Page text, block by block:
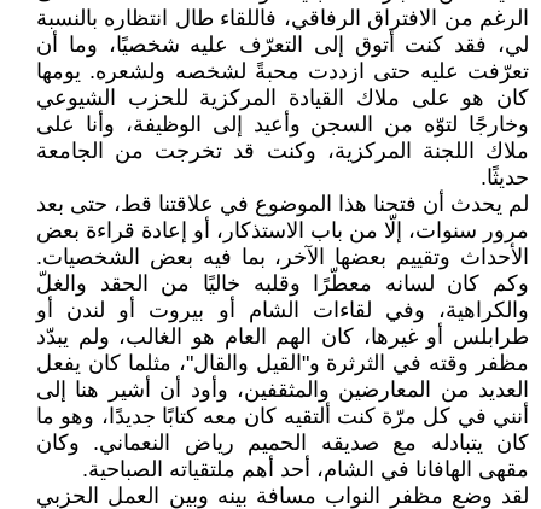
الرغم من الافتراق الرفاقي، فاللقاء طال انتظاره بالنسبة
لي، فقد كنت أتوق إلى التعرّف عليه شخصيًا، وما أن
تعرّفت عليه حتى ازددت محبةً لشخصه ولشعره. يومها
كان هو على ملاك القيادة المركزية للحزب الشيوعي
وخارجًا لتوّه من السجن وأعيد إلى الوظيفة، وأنا على
ملاك اللجنة المركزية، وكنت قد تخرجت من الجامعة
حديثًا.
لم يحدث أن فتحنا هذا الموضوع في علاقتنا قط، حتى بعد
مرور سنوات، إلّا من باب الاستذكار، أو إعادة قراءة بعض
الأحداث وتقييم بعضها الآخر، بما فيه بعض الشخصيات.
وكم كان لسانه معطّرًا وقلبه خاليًا من الحقد والغلّ
والكراهية، وفي لقاءات الشام أو بيروت أو لندن أو
طرابلس أو غيرها، كان الهم العام هو الغالب، ولم يبدّد
مظفر وقته في الثرثرة و"القيل والقال"، مثلما كان يفعل
العديد من المعارضين والمثقفين، وأود أن أشير هنا إلى
أنني في كل مرّة كنت ألتقيه كان معه كتابًا جديدًا، وهو ما
كان يتبادله مع صديقه الحميم رياض النعماني. وكان
مقهى الهافانا في الشام، أحد أهم ملتقياته الصباحية.
لقد وضع مظفر النواب مسافة بينه وبين العمل الحزبي